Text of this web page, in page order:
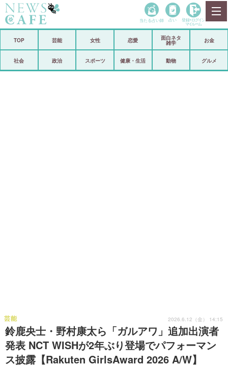
政治
当たる占い師 占い 登録• ログイン
マイルーム
TOP 芸能 女性 恋愛
面白ネタ
雑学
お金
社会 政治 スポーツ 健康・生活 動物 グルメ
鈴鹿央士・野村康太ら「ガルアワ」追加出演者
発表 NCT WISHが2年ぶり登場でパフォーマン
ス披露【Rakuten GirlsAward 2026 A/W】
芸能 2026.6.12（金） 14:15